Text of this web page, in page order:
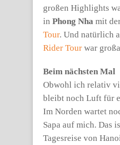
großen Highlights
in Phong Nha mit
Tour. Und natürlich
Rider Tour war
Beim nächsten Mal
Obwohl ich relativ
bleibt noch Luft für
Im Norden wartet
Sapa auf mich. Das
Tagesreise von